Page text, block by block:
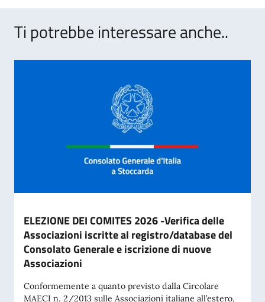
Ti potrebbe interessare anche..
ELEZIONE DEI COMITES 2026 -Verifica delle
Associazioni iscritte al registro/database del
Consolato Generale e iscrizione di nuove
Associazioni
Conformemente a quanto previsto dalla Circolare
MAECI n. 2/2013 sulle Associazioni italiane all’estero,